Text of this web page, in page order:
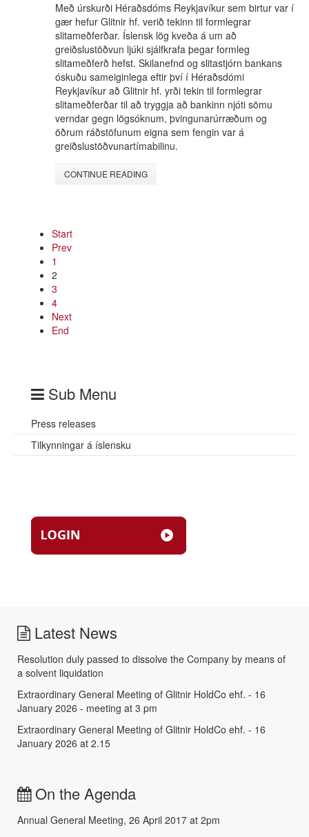
Með úrskurði Héraðsdóms Reykjavíkur sem birtur var í
gær hefur Glitnir hf. verið tekinn til formlegrar
slitameðferðar. Íslensk lög kveða á um að
greiðslustöðvun ljúki sjálfkrafa þegar formleg
slitameðferð hefst. Skilanefnd og slitastjórn bankans
óskuðu sameiginlega eftir því í Héraðsdómi
Reykjavíkur að Glitnir hf. yrði tekin til formlegrar
slitameðferðar til að tryggja að bankinn njóti sömu
verndar gegn lögsóknum, þvingunarúrræðum og
öðrum ráðstöfunum eigna sem fengin var á
greiðslustöðvunartímabilinu.
CONTINUE READING
Start
Prev
1
2
3
4
Next
End
Sub Menu
Press releases
Tilkynningar á íslensku
Latest News
Resolution duly passed to dissolve the Company by means of
a solvent liquidation
Extraordinary General Meeting of Glitnir HoldCo ehf. - 16
January 2026 - meeting at 3 pm
Extraordinary General Meeting of Glitnir HoldCo ehf. - 16
January 2026 at 2.15
On the Agenda
Annual General Meeting, 26 April 2017 at 2pm